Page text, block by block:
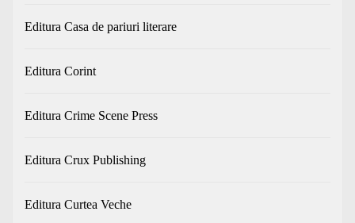
Editura Casa de pariuri literare
Editura Corint
Editura Crime Scene Press
Editura Crux Publishing
Editura Curtea Veche